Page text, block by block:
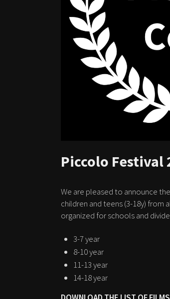
Piccolo Festival
We are pleased to announce
children and teens (3-18y)
organized for schools and
3-7 year
8-10 year
11-13 year
14-18 year